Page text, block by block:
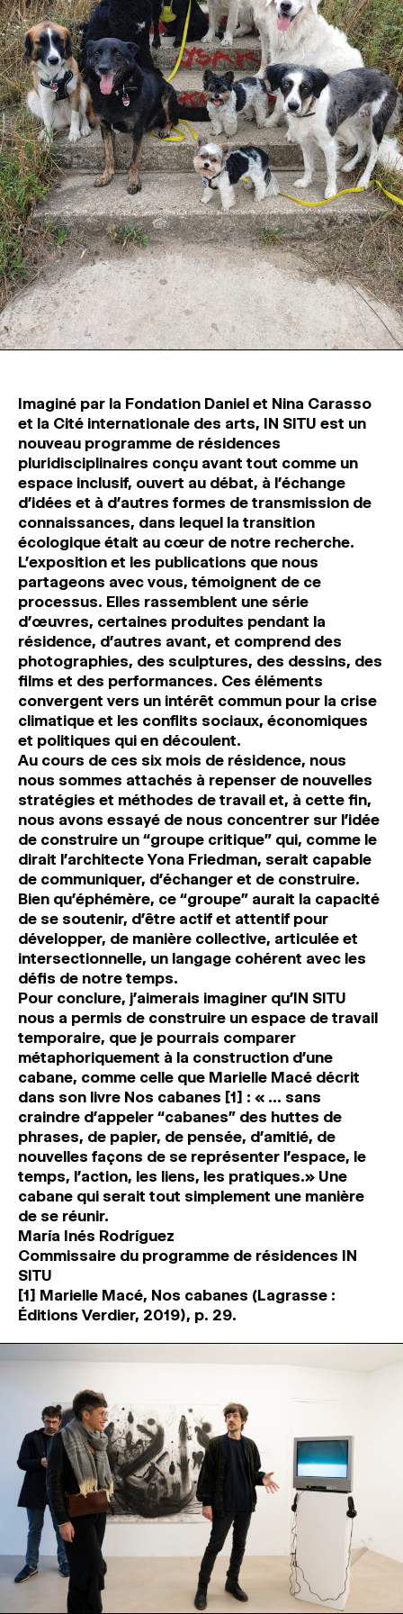
MAGAZINE
ESPACES DE PRATIQUE ARTISTIQUE ↓
Recherche
Connexion
↓
Imaginé par la Fondation Daniel et Nina Carasso
et la Cité internationale des arts, IN SITU est un
nouveau programme de résidences
pluridisciplinaires conçu avant tout comme un
espace inclusif, ouvert au débat, à l’échange
d’idées et à d’autres formes de transmission de
connaissances, dans lequel la transition
écologique était au cœur de notre recherche.
L’exposition et les publications que nous
partageons avec vous, témoignent de ce
processus. Elles rassemblent une série
d’œuvres, certaines produites pendant la
résidence, d’autres avant, et comprend des
photographies, des sculptures, des dessins, des
films et des performances. Ces éléments
convergent vers un intérêt commun pour la crise
climatique et les conflits sociaux, économiques
et politiques qui en découlent.
Au cours de ces six mois de résidence, nous
nous sommes attachés à repenser de nouvelles
stratégies et méthodes de travail et, à cette fin,
nous avons essayé de nous concentrer sur l’idée
de construire un “groupe critique” qui, comme le
dirait l’architecte Yona Friedman, serait capable
de communiquer, d’échanger et de construire.
Bien qu’éphémère, ce “groupe” aurait la capacité
de se soutenir, d’être actif et attentif pour
développer, de manière collective, articulée et
intersectionnelle, un langage cohérent avec les
défis de notre temps.
Pour conclure, j’aimerais imaginer qu’IN SITU
nous a permis de construire un espace de travail
temporaire, que je pourrais comparer
métaphoriquement à la construction d’une
cabane, comme celle que Marielle Macé décrit
dans son livre Nos cabanes [1] : « … sans
craindre d’appeler “cabanes” des huttes de
phrases, de papier, de pensée, d’amitié, de
nouvelles façons de se représenter l’espace, le
temps, l’action, les liens, les pratiques.» Une
cabane qui serait tout simplement une manière
de se réunir.
María Inés Rodríguez
Commissaire du programme de résidences IN
SITU
[1] Marielle Macé, Nos cabanes (Lagrasse :
Éditions Verdier, 2019), p. 29.